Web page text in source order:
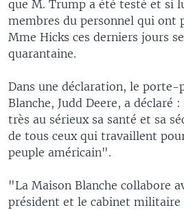
que M. Trump a été testé et si
membres du personnel qui ont
Mme Hicks ces derniers jours
quarantaine.
Dans une déclaration, le porte-
Blanche, Judd Deere, a déclaré
très au sérieux sa santé et sa
de tous ceux qui travaillent
peuple américain".
"La Maison Blanche collabore
président et le cabinet militaire